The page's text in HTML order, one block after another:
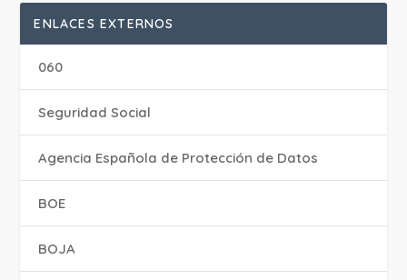
ENLACES EXTERNOS
060
Seguridad Social
Agencia Española de Protección de Datos
BOE
BOJA